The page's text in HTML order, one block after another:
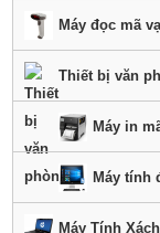
Máy đọc mã
Thiết bị văn
Máy in
Máy tính
Máy Tính